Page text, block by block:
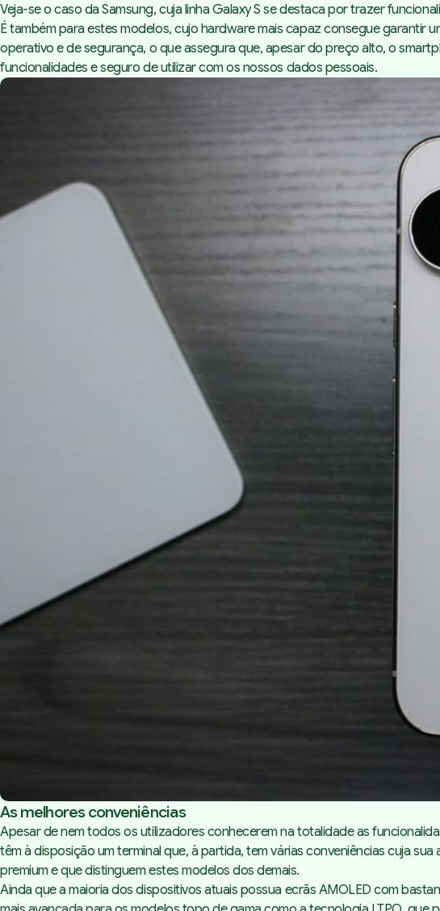
Veja-se o caso da Samsung, cuja linha Galaxy S se destaca por trazer
É também para estes modelos, cujo hardware mais capaz consegue garantir
operativo e de segurança, o que assegura que, apesar do preço alto, o
funcionalidades e seguro de utilizar com os nossos dados pessoais.
As melhores conveniências
Apesar de nem todos os utilizadores conhecerem na totalidade as
têm à disposição um terminal que, à partida, tem várias conveniências cuja
premium e que distinguem estes modelos dos demais.
Ainda que a maioria dos dispositivos atuais possua ecrãs AMOLED com